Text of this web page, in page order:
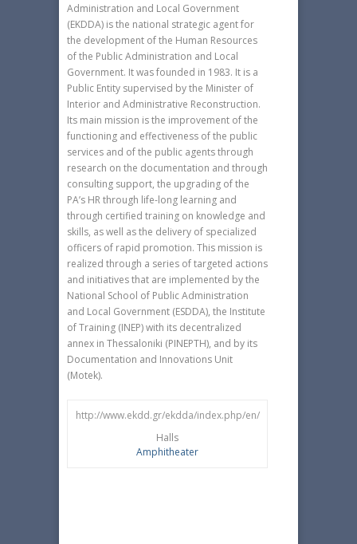
Administration and Local Government
(EKDDA) is the national strategic agent for
the development of the Human Resources
of the Public Administration and Local
Government. It was founded in 1983. It is a
Public Entity supervised by the Minister of
Interior and Administrative Reconstruction.
Its main mission is the improvement of the
functioning and effectiveness of the public
services and of the public agents through
research on the documentation and through
consulting support, the upgrading of the
PA’s HR through life-long learning and
through certified training on knowledge and
skills, as well as the delivery of specialized
officers of rapid promotion. This mission is
realized through a series of targeted actions
and initiatives that are implemented by the
National School of Public Administration
and Local Government (ESDDA), the Institute
of Training (ΙΝΕP) with its decentralized
annex in Thessaloniki (PINEPTH), and by its
Documentation and Innovations Unit
(Motek).
http://www.ekdd.gr/ekdda/index.php/en/
Halls
Amphitheater